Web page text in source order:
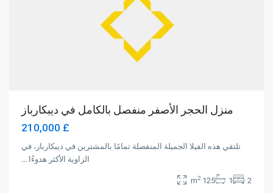
منزل الحجر الأصفر منفصل بالكامل في ديبكارباز
£ 210,000
تلتقي هذه الفيلا الجميلة المنفصلة تمامًا بالمشترين في ديبكارباز، في
الزاوية الأكثر هدوءًا ...
2
1
125 m
2